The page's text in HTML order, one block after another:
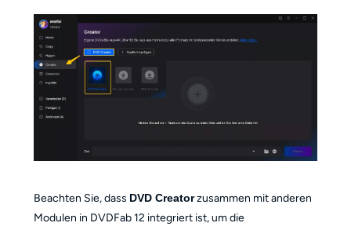
Beachten Sie, dass DVD Creatorzusammen mit anderen
Modulen in DVDFab 12 integriert ist, um die